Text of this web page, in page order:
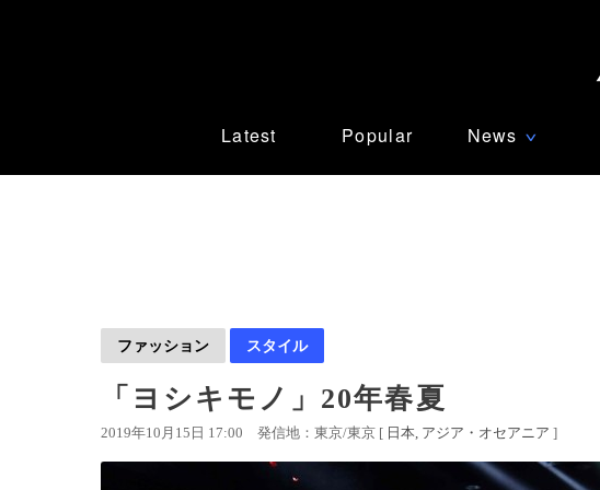
Latest Popular News ∨
ファッション スタイル
「ヨシキモノ」20年春夏
2019年10月15日 17:00 発信地：東京/東京 [ 日本 アジア・オセアニア ]